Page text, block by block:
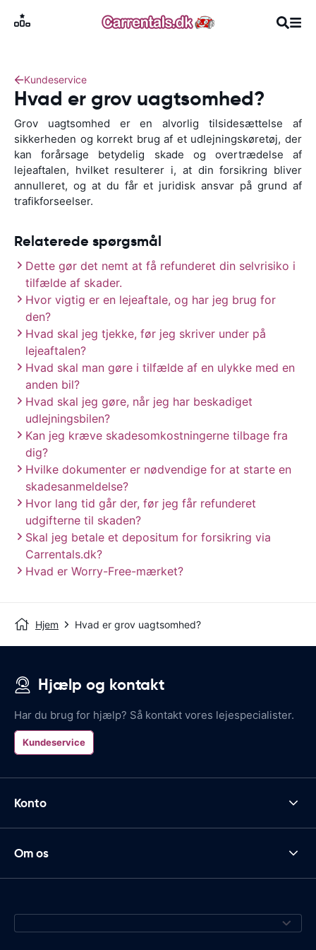
Kundeservice
Hvad er grov uagtsomhed?
Grov uagtsomhed er en alvorlig tilsidesættelse af
sikkerheden og korrekt brug af et udlejningskøretøj, der
kan forårsage betydelig skade og overtrædelse af
lejeaftalen, hvilket resulterer i, at din forsikring bliver
annulleret, og at du får et juridisk ansvar på grund af
trafikforseelser.
Relaterede spørgsmål
Dette gør det nemt at få refunderet din selvrisiko i
tilfælde af skader.
Hvor vigtig er en lejeaftale, og har jeg brug for
den?
Hvad skal jeg tjekke, før jeg skriver under på
lejeaftalen?
Hvad skal man gøre i tilfælde af en ulykke med en
anden bil?
Hvad skal jeg gøre, når jeg har beskadiget
udlejningsbilen?
Kan jeg kræve skadesomkostningerne tilbage fra
dig?
Hvilke dokumenter er nødvendige for at starte en
skadesanmeldelse?
Hvor lang tid går der, før jeg får refunderet
udgifterne til skaden?
Skal jeg betale et depositum for forsikring via
Carrentals.dk?
Hvad er Worry-Free-mærket?
Hjem Hvad er grov uagtsomhed?
Hjælp og kontakt
Har du brug for hjælp? Så kontakt vores lejespecialister.
Kundeservice
Konto
Om os